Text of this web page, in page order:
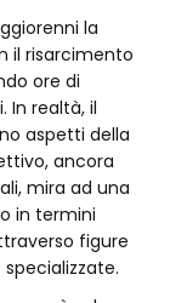
la
il risarcimento
ore di
In realtà, il
aspetti della
ancora
mira ad una
in termini
figure